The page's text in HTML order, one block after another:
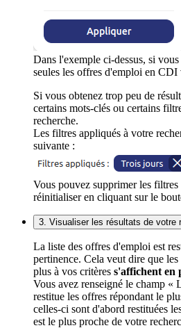
Dans l'exemple ci-dessus, si
seules les offres d'emploi en CDI
Si vous obtenez trop peu de
certains mots-clés ou certains
recherche.
Les filtres appliqués à votre
suivante :
Vous pouvez supprimer les
réinitialiser en cliquant sur le
3. Visualiser les résultats de votre
La liste des offres d'emploi est
pertinence. Cela veut dire que
plus à vos critères s'affichent en
Vous avez renseigné le champ «
restitue les offres répondant le
celles-ci sont d'abord restituées
est le plus proche de votre